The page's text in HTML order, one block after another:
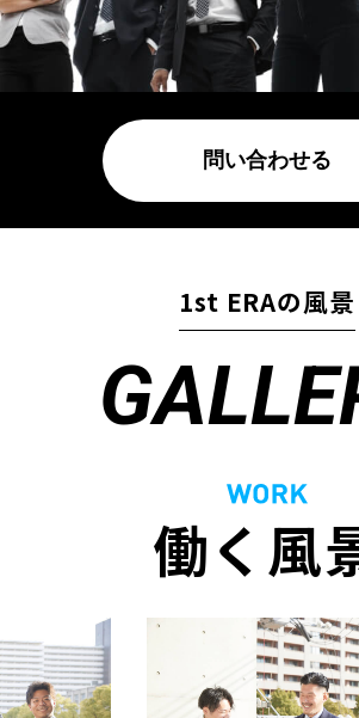
問い合わせる
1st ERAの風景
働く風